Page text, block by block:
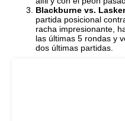
Blackburne vs. Lasker
partida posicional
racha impresionante,
las últimas 5 rondas y
dos últimas partidas.